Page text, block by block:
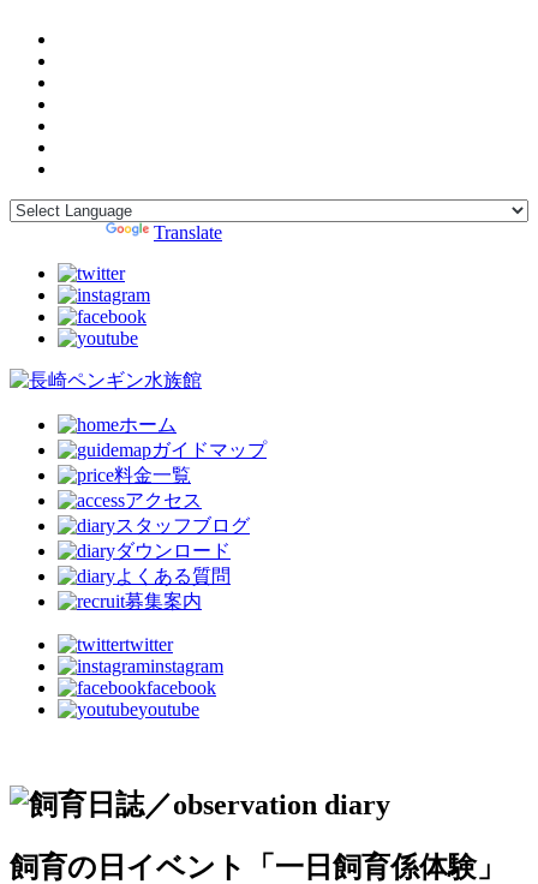
Translate
ホーム
ガイドマップ
料金一覧
アクセス
スタッフブログ
ダウンロード
よくある質問
募集案内
twitter
instagram
facebook
youtube
飼育の日イベント「一日飼育係体験」